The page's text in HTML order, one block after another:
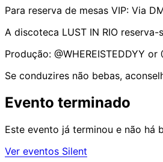
Para reserva de mesas VIP: Via
A discoteca LUST IN RIO
Produção: @WHEREISTEDDYY or
Se conduzires não bebas,
Evento terminado
Este evento já terminou e não há
Ver eventos Silent